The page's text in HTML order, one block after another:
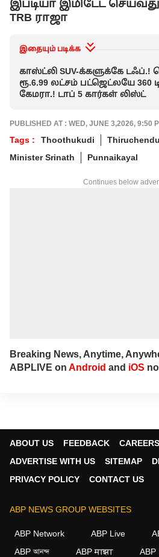
இப்டியா இமிடேட்
TRB ராஜா
இதையும் படிக்க
காஸ்ட்லி SUV-க்களுக்கே டஃப்.!
ரூ.6.99 லட்சம் பட்ஜெட்லயே 360
கேமரா.! டாப் 5 கார்கள் லிஸ்ட்
PUBLISHED AT : WED, JUNE 3,2026, 9:50
Tags : Thoothukudi
Minister Srinath
Punnaikayal
Continues below
Breaking News, Anytime,
ABPLIVE on Android and iOS
ABOUT US FEEDBACK
CAREERS
ADVERTISE WITH US
SITEMAP
PRIVACY POLICY
CONTACT US
ABP NEWS GROUP WEBSITES
ABP Network ABP Live
ABP আনন্দ
ABP माझा
ABP